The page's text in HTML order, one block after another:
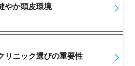
やか頭皮環境
リニック選びの重要性